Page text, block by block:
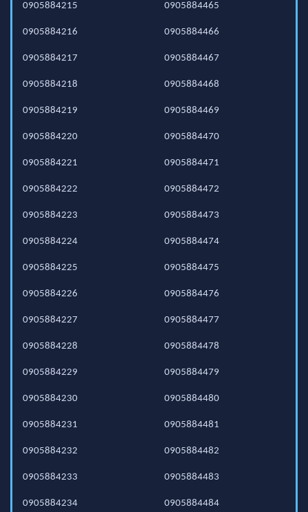
0905884215
0905884216
0905884217
0905884218
0905884219
0905884220
0905884221
0905884222
0905884223
0905884224
0905884225
0905884226
0905884227
0905884228
0905884229
0905884230
0905884231
0905884232
0905884233
0905884234
0905884465
0905884466
0905884467
0905884468
0905884469
0905884470
0905884471
0905884472
0905884473
0905884474
0905884475
0905884476
0905884477
0905884478
0905884479
0905884480
0905884481
0905884482
0905884483
0905884484